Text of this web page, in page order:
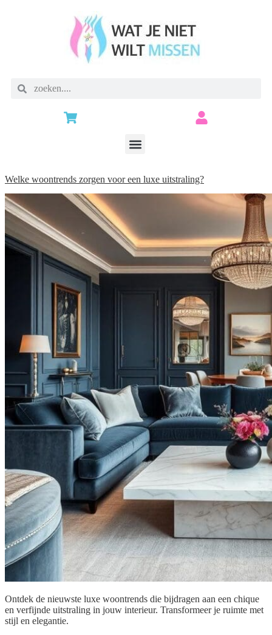
Welke woontrends zorgen voor een luxe uitstraling?
Ontdek de nieuwste luxe woontrends die bijdragen aan een chique
en verfijnde uitstraling in jouw interieur. Transformeer je ruimte met
stijl en elegantie.